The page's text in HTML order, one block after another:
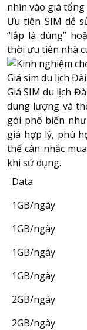
nhìn vào giá
Ưu tiên SIM dễ
“lắp là dùng”
thời ưu tiên nhà
Giá sim du lịch
Giá SIM du lịch
dung lượng và
gói phổ biến
giá hợp lý, phù
thể cân nhắc
khi sử dụng.
Data
1GB/ngày
1GB/ngày
1GB/ngày
1GB/ngày
2GB/ngày
2GB/ngày